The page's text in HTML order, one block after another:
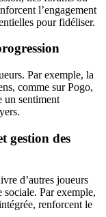
l’engagement
pour fidéliser.
Par exemple, la
comme sur Pogo,
un sentiment
gestion des
d’autres joueurs
sociale. Par exemple,
renforcent le